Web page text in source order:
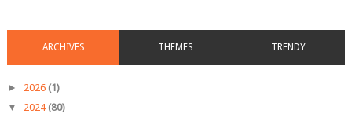
ARCHIVES THEMES TRENDY
► 2026 (1)
▼ 2024 (80)